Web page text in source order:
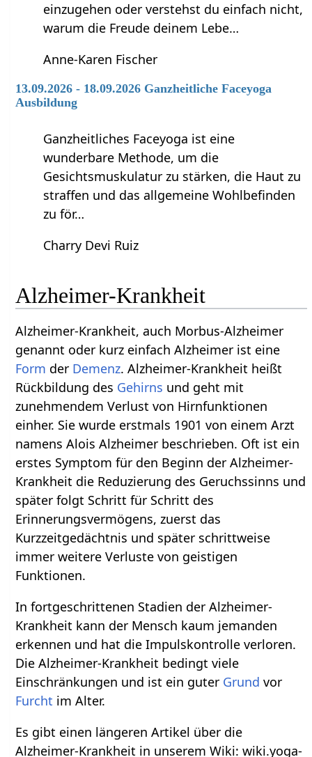
einzugehen oder verstehst du einfach nicht,
warum die Freude deinem Lebe…
Anne-Karen Fischer
13.09.2026 - 18.09.2026 Ganzheitliche Faceyoga
Ausbildung
Ganzheitliches Faceyoga ist eine
wunderbare Methode, um die
Gesichtsmuskulatur zu stärken, die Haut zu
straffen und das allgemeine Wohlbefinden
zu för…
Charry Devi Ruiz
Alzheimer-Krankheit
Alzheimer-Krankheit, auch Morbus-Alzheimer
genannt oder kurz einfach Alzheimer ist eine
Form der Demenz. Alzheimer-Krankheit heißt
Rückbildung des Gehirns und geht mit
zunehmendem Verlust von Hirnfunktionen
einher. Sie wurde erstmals 1901 von einem Arzt
namens Alois Alzheimer beschrieben. Oft ist ein
erstes Symptom für den Beginn der Alzheimer-
Krankheit die Reduzierung des Geruchssinns und
später folgt Schritt für Schritt des
Erinnerungsvermögens, zuerst das
Kurzzeitgedächtnis und später schrittweise
immer weitere Verluste von geistigen
Funktionen.
In fortgeschrittenen Stadien der Alzheimer-
Krankheit kann der Mensch kaum jemanden
erkennen und hat die Impulskontrolle verloren.
Die Alzheimer-Krankheit bedingt viele
Einschränkungen und ist ein guter Grund vor
Furcht im Alter.
Es gibt einen längeren Artikel über die
Alzheimer-Krankheit in unserem Wiki: wiki.yoga-